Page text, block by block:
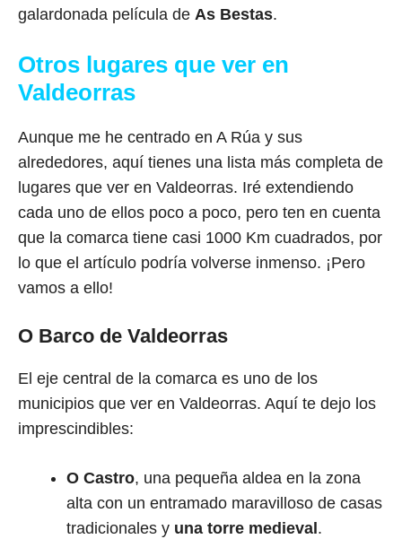
galardonada película de As Bestas.
Otros lugares que ver en
Valdeorras
Aunque me he centrado en A Rúa y sus
alrededores, aquí tienes una lista más completa de
lugares que ver en Valdeorras. Iré extendiendo
cada uno de ellos poco a poco, pero ten en cuenta
que la comarca tiene casi 1000 Km cuadrados, por
lo que el artículo podría volverse inmenso. ¡Pero
vamos a ello!
O Barco de Valdeorras
El eje central de la comarca es uno de los
municipios que ver en Valdeorras. Aquí te dejo los
imprescindibles:
O Castro, una pequeña aldea en la zona
alta con un entramado maravilloso de casas
tradicionales y una torre medieval .